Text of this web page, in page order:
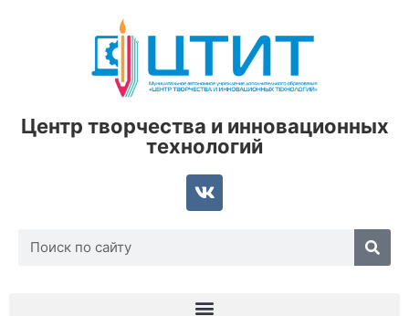
Центр творчества и инновационных
технологий